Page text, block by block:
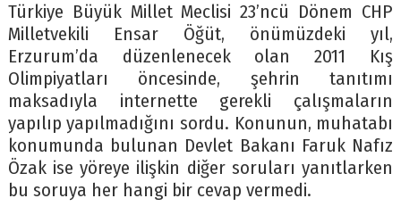
Türkiye Büyük Millet Meclisi 23’ncü Dönem CHP
Milletvekili Ensar Öğüt, önümüzdeki yıl,
Erzurum’da düzenlenecek olan 2011 Kış
Olimpiyatları öncesinde, şehrin tanıtımı
maksadıyla internette gerekli çalışmaların
yapılıp yapılmadığını sordu. Konunun, muhatabı
konumunda bulunan Devlet Bakanı Faruk Nafız
Özak ise yöreye ilişkin diğer soruları yanıtlarken
bu soruya her hangi bir cevap vermedi.